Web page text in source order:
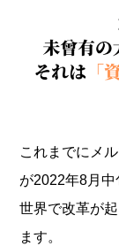
これまでにメ
が2022年8月
世界で改革が
ます。